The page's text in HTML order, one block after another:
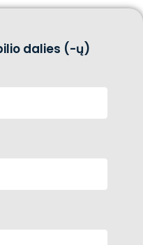
dalies (-ų)